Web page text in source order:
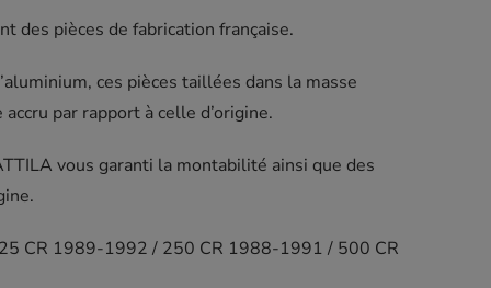
des pièces de fabrication française.
ces pièces taillées dans la masse
par rapport à celle d’origine.
vous garanti la montabilité ainsi que des
CR 1989-1992 / 250 CR 1988-1991 / 500 CR